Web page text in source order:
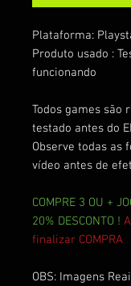
Plataforma:
Produto usado :
funcionando
Todos games são
testado antes do
Observe todas as
vídeo antes de
COMPRE 3 OU +
20% DESCONTO !
finalizar COMPRA
OBS: Imagens